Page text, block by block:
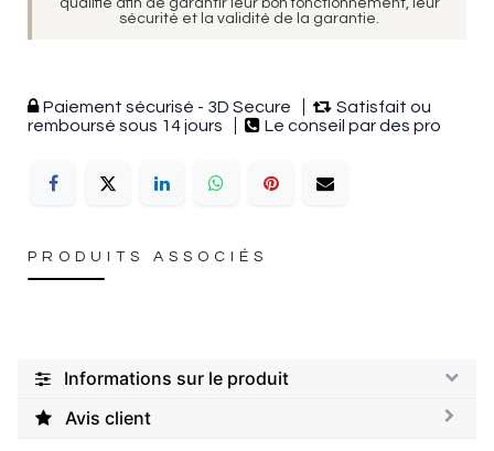
sécurité et la validité de la garantie.
Paiement sécurisé - 3D Secure
Satisfait ou
remboursé sous 14 jours
Le conseil par des pro
PRODUITS ASSOCIÉS
Informations sur le produit
Avis client